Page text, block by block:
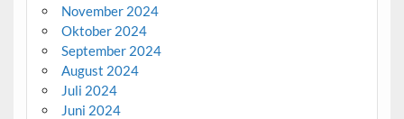
November 2024
Oktober 2024
September 2024
August 2024
Juli 2024
Juni 2024